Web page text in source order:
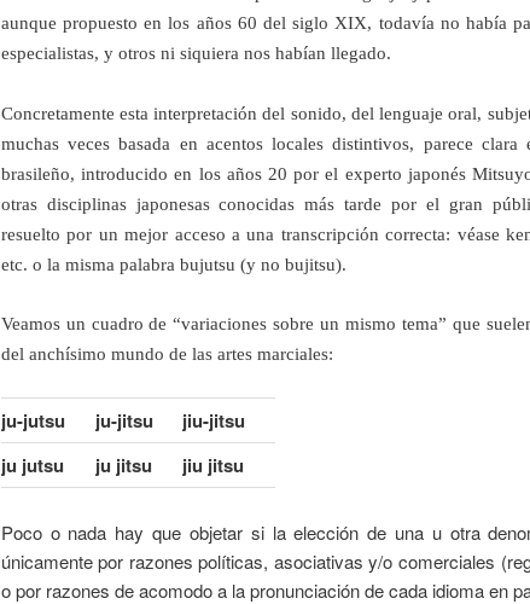
aunque propuesto en los años 60 del siglo XIX, todavía no había
especialistas, y otros ni siquiera nos habían llegado.
Concretamente esta interpretación del sonido, del lenguaje oral,
muchas veces basada en acentos locales distintivos, parece
brasileño, introducido en los años 20 por el experto japonés
otras disciplinas japonesas conocidas más tarde por el gran
resuelto por un mejor acceso a una transcripción correcta: véase
etc. o la misma palabra bujutsu (y no bujitsu).
Veamos un cuadro de “variaciones sobre un mismo tema” que
del anchísimo mundo de las artes marciales:
ju-jutsu ju-jitsu
jiu-jitsu
ju jutsu
ju jitsu jiu jitsu
Poco o nada hay que objetar si la elección de una u otra
únicamente por razones políticas, asociativas y/o comerciales
o por razones de acomodo a la pronunciación de cada idioma en